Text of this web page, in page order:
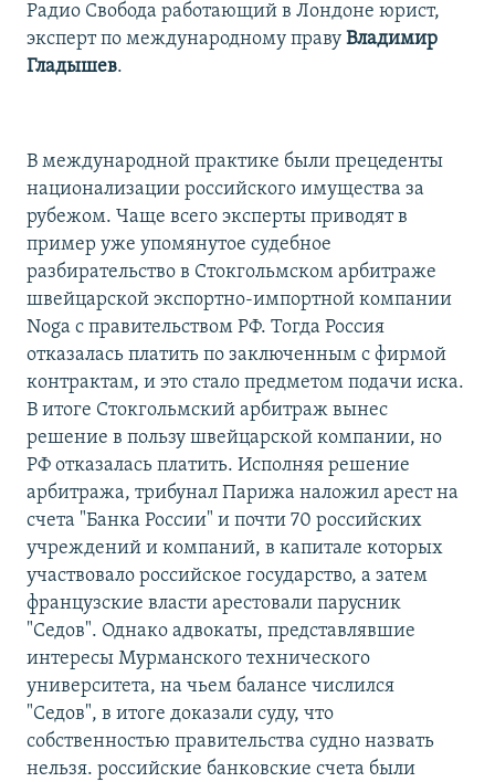
Радио Свобода работающий в Лондоне юрист,
эксперт по международному праву Владимир
Гладышев.
В международной практике были прецеденты
национализации российского имущества за
рубежом. Чаще всего эксперты приводят в
пример уже упомянутое судебное
разбирательство в Стокгольмском арбитраже
швейцарской экспортно-импортной компании
Noga с правительством РФ. Тогда Россия
отказалась платить по заключенным с фирмой
контрактам, и это стало предметом подачи иска.
В итоге Стокгольмский арбитраж вынес
решение в пользу швейцарской компании, но
РФ отказалась платить. Исполняя решение
арбитража, трибунал Парижа наложил арест на
счета "Банка России" и почти 70 российских
учреждений и компаний, в капитале которых
участвовало российское государство, а затем
французские власти арестовали парусник
"Седов". Однако адвокаты, представлявшие
интересы Мурманского технического
университета, на чьем балансе числился
"Седов", в итоге доказали суду, что
собственностью правительства судно назвать
нельзя. российские банковские счета были